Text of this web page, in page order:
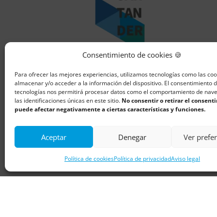
Consentimiento de cookies 🍪
Para ofrecer las mejores experiencias, utilizamos tecnologías como las
almacenar y/o acceder a la información del dispositivo. El consentimiento
tecnologías nos permitirá procesar datos como el comportamiento de
las identificaciones únicas en este sitio. No consentir o retirar el
puede afectar negativamente a ciertas características y funciones.
Aceptar Denegar Ver
Política de cookiesPolítica de privacidadAviso legal
E-mail
info@descubresantander.es
Lo básico de Santander